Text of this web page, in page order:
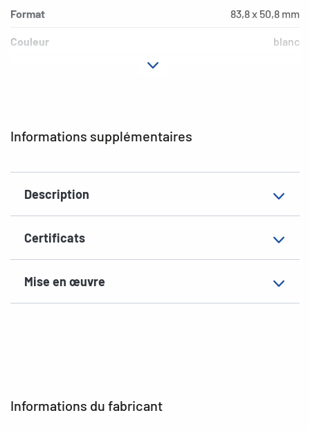
Informations supplémentaires
Description
Certificats
Mise en œuvre
Format 83,8 x 50,8 mm
Couleur blanc
Informations du fabricant